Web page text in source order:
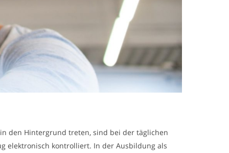
den Hintergrund treten, sind bei der täglichen
elektronisch kontrolliert. In der Ausbildung als